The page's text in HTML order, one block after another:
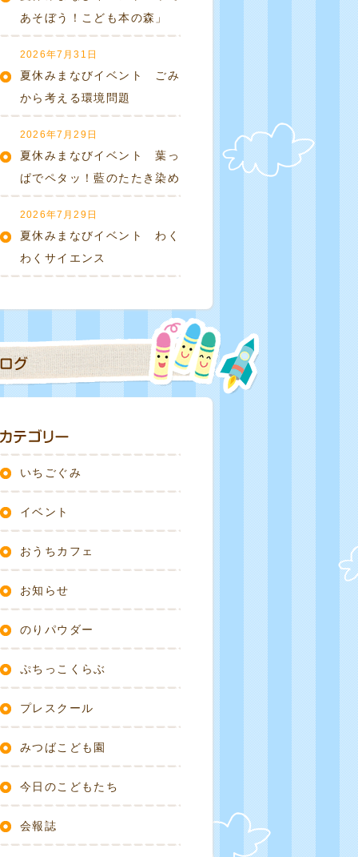
あそぼう！こども本の森」
2026年7月31日
夏休みまなびイベント ごみ
から考える環境問題
2026年7月29日
夏休みまなびイベント 葉っ
ぱでペタッ！藍のたたき染め
2026年7月29日
夏休みまなびイベント わく
わくサイエンス
いちごぐみ
イベント
おうちカフェ
お知らせ
のりパウダー
ぷちっこくらぶ
プレスクール
みつばこども園
今日のこどもたち
会報誌